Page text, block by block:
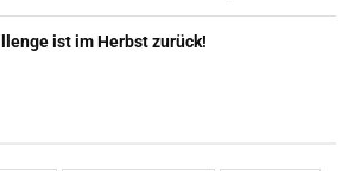
ist im Herbst zurück!